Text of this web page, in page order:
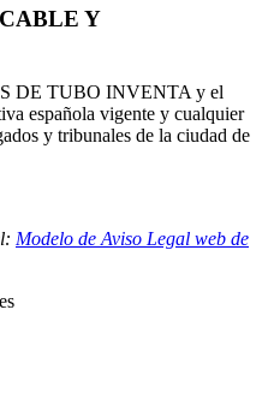
Y
DE TUBO INVENTA y el
española vigente y cualquier
y tribunales de la ciudad de
Modelo de Aviso Legal web de